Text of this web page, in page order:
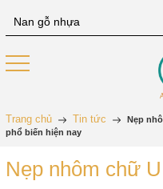
Trang chủ Tin tức
Nẹp
phổ biến hiện nay
Nẹp nhôm chữ